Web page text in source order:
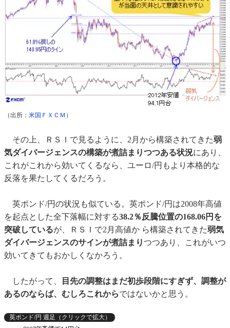
（出所： 米国ＦＸＣＭ ）
その上、ＲＳＩで見るように、2月から構築されてきた弱
気ダイバージェンスの構築が煮詰まりつつある状況にあり、
これがこれから効いてくるなら、ユーロ/円もより本格的な
反落を果たしてくるだろう。
英ポンド/円の状況も似ている。英ポンド/円は2008年高値
を起点とした全下落幅に対する38.2％反騰位置の168.06円を
突破しているが、ＲＳＩで2月高値か ら構築されてきた弱気
ダイバージェンスのサインが煮詰まりつつあり、これがいつ
効いてきてもおかしくなかろう。
したがって、
目先の調整はまだ初歩段階にすぎず、調整が
あるのならば、むしろこれからではないかと思う。
英ポンド/円 週足（クリックで拡大）